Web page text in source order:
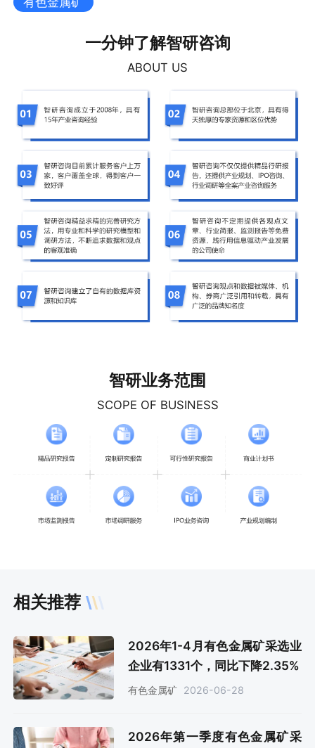
一分钟了解智研咨询
ABOUT US
智研业务范围
SCOPE OF BUSINESS
相关推荐
2026年1-4月有色金属矿采选业
企业有1331个，同比下降2.35%
有色金属矿 2026-06-28
2026年第一季度有色金属矿采